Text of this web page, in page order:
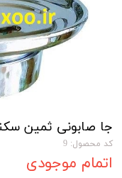
جا صابونی ثمین
کد محصول: 9
اتمام موجودی